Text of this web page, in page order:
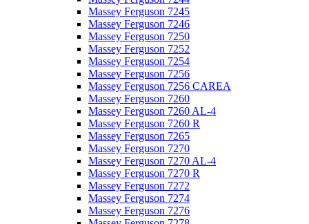
Massey Ferguson 7245
Massey Ferguson 7246
Massey Ferguson 7250
Massey Ferguson 7252
Massey Ferguson 7254
Massey Ferguson 7256
Massey Ferguson 7256 CAREA
Massey Ferguson 7260
Massey Ferguson 7260 AL-4
Massey Ferguson 7260 R
Massey Ferguson 7265
Massey Ferguson 7270
Massey Ferguson 7270 AL-4
Massey Ferguson 7270 R
Massey Ferguson 7272
Massey Ferguson 7274
Massey Ferguson 7276